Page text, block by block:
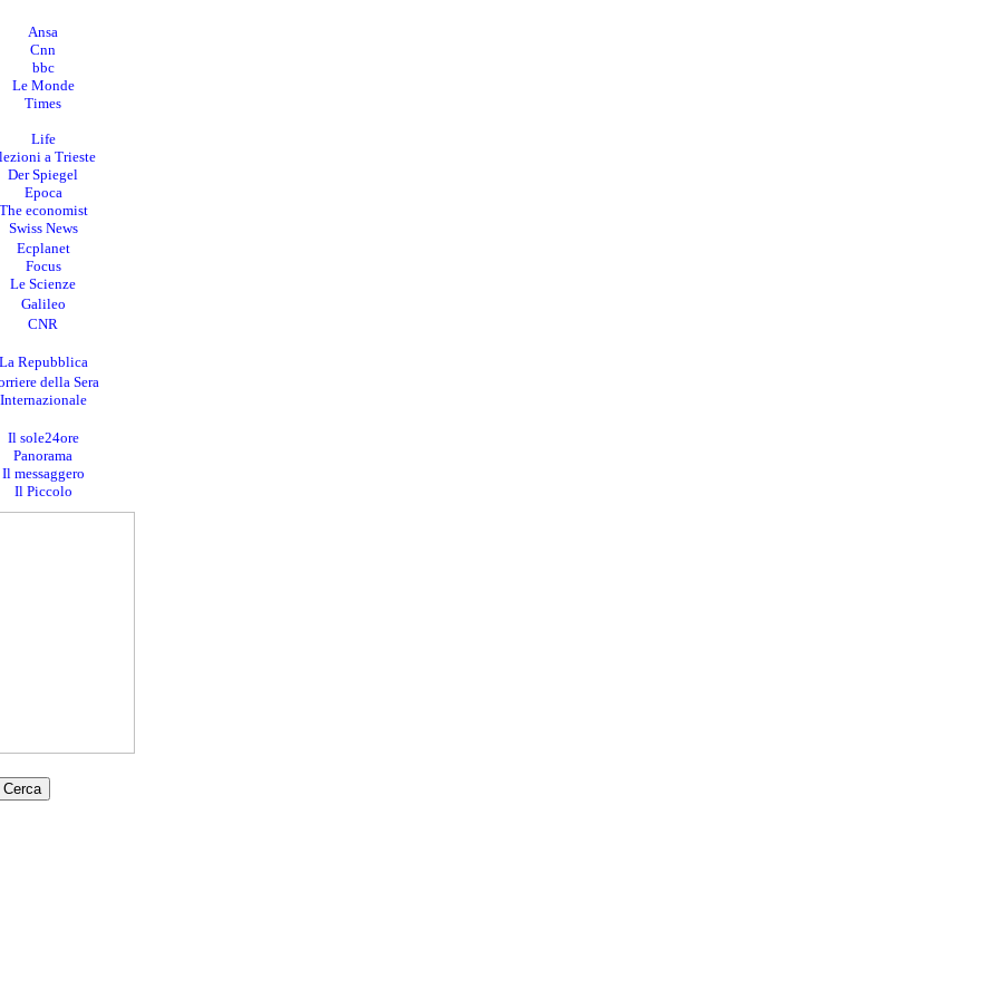
Ansa
Cnn
bbc
Le Monde
Times
Life
a Trieste
Der Spiegel
Epoca
economist
Swiss News
Ecplanet
Focus
Le Scienze
Galileo
CNR
Repubblica
della Sera
Internazionale
Il sole24ore
Panorama
Il messaggero
Il Piccolo